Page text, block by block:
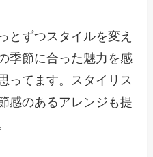
とずつスタイルを変え
季節に合った魅力を感
ってます。スタイリス
感のあるアレンジも提